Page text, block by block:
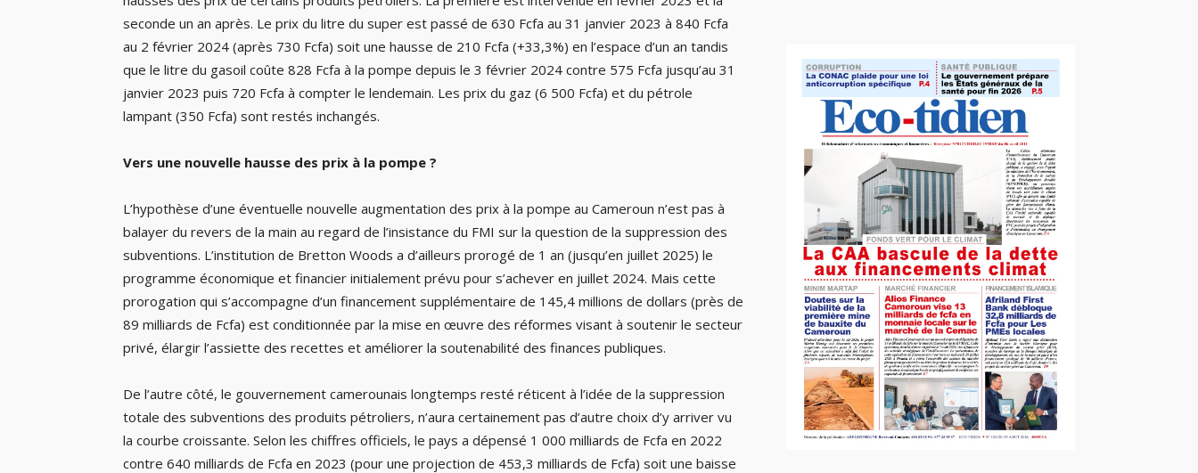
seconde un an après. Le prix du litre du super est passé de 630 Fcfa au 31 janvier 2023 à 840 Fcfa
au 2 février 2024 (après 730 Fcfa) soit une hausse de 210 Fcfa (+33,3%) en l’espace d’un an tandis
que le litre du gasoil coûte 828 Fcfa à la pompe depuis le 3 février 2024 contre 575 Fcfa jusqu’au 31
janvier 2023 puis 720 Fcfa à compter le lendemain. Les prix du gaz (6 500 Fcfa) et du pétrole
lampant (350 Fcfa) sont restés inchangés.
Vers une nouvelle hausse des prix à la pompe ?
L’hypothèse d’une éventuelle nouvelle augmentation des prix à la pompe au Cameroun n’est pas à
balayer du revers de la main au regard de l’insistance du FMI sur la question de la suppression des
subventions. L’institution de Bretton Woods a d’ailleurs prorogé de 1 an (jusqu’en juillet 2025) le
programme économique et financier initialement prévu pour s’achever en juillet 2024. Mais cette
prorogation qui s’accompagne d’un financement supplémentaire de 145,4 millions de dollars (près de
89 milliards de Fcfa) est conditionnée par la mise en œuvre des réformes visant à soutenir le secteur
privé, élargir l’assiette des recettes et améliorer la soutenabilité des finances publiques.
De l’autre côté, le gouvernement camerounais longtemps resté réticent à l’idée de la suppression
totale des subventions des produits pétroliers, n’aura certainement pas d’autre choix d’y arriver vu
la courbe croissante. Selon les chiffres officiels, le pays a dépensé 1 000 milliards de Fcfa en 2022
contre 640 milliards de Fcfa en 2023 (pour une projection de 453,3 milliards de Fcfa) soit une baisse